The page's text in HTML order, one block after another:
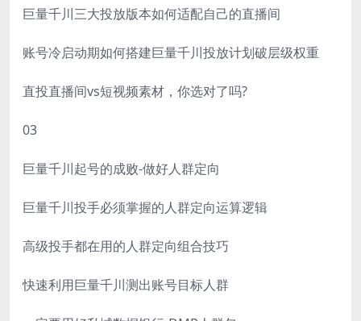
巨量千川三大投放版本如何适配自己的直播间
账号冷启动期如何搭建巨量千川投放计划破层级权重
直投直播间vs短视频素材，你选对了吗?
03
巨量千川起号的成败-做好人群定向
巨量千川投手必须掌握的人群定向运算逻辑
高级投手都在用的人群定向组合技巧
快速利用巨量千川测出账号目标人群